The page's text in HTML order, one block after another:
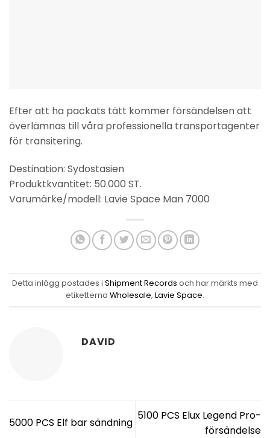
Efter att ha packats tätt kommer försändelsen att
överlämnas till våra professionella transportagenter
för transitering.
Destination: Sydostasien
Produktkvantitet: 50.000 ST.
Varumärke/modell: Lavie Space Man 7000
Detta inlägg postades i Shipment Records och har märkts med
etiketterna Wholesale, Lavie Space.
DAVID
5000 PCS Elf bar sändning
5100 PCS Elux Legend Pro-
försändelse